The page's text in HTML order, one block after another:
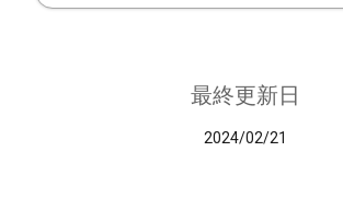
最終更新日
2024/02/21